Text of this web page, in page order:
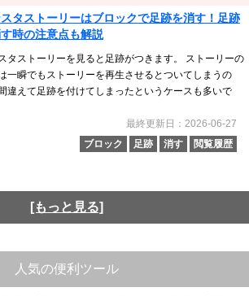
タストーリーはブロックで足跡を消す！足跡
時の注意点も解説
タストーリーを見ると足跡がつきます。 ストーリーの
一瞬でもストーリーを再生させるとついてしまうの
違えて足跡を付けてしまったというケースも多いで
最終更新日：2026-06-27
ブロック
足跡 消す 閲覧履歴
[もっと見る]
人気の便利ツール